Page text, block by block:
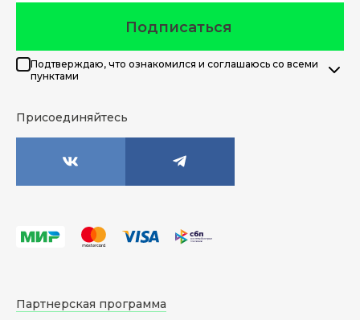
Подписаться
Подтверждаю, что ознакомился и соглашаюсь со всеми
пунктами
Присоединяйтесь
Партнерская программа